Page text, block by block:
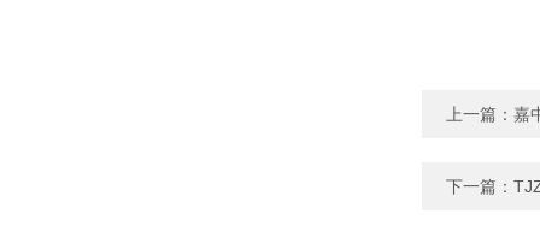
上一篇： 嘉
下一篇：